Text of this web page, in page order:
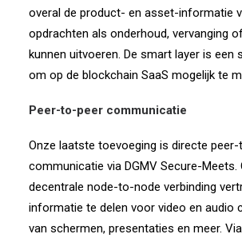
overal de product- en asset-informatie
opdrachten als onderhoud, vervanging
kunnen uitvoeren. De smart layer is een
om op de blockchain SaaS mogelijk te
Peer-to-peer communicatie
Onze laatste toevoeging is directe
communicatie via DGMV Secure-Meets.
decentrale node-to-node verbinding
informatie te delen voor video en audio
van schermen, presentaties en meer.